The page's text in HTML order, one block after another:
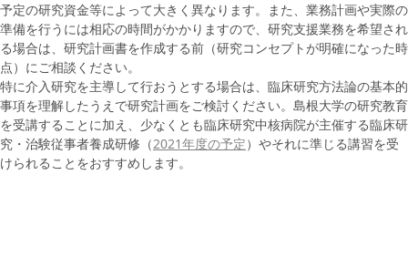
予定の研究資金等によって大きく異なります。また、業務計画や実際の
準備を行うには相応の時間がかかりますので、研究支援業務を希望され
る場合は、研究計画書を作成する前（研究コンセプトが明確になった時
点）にご相談ください。
特に介入研究を主導して行おうとする場合は、臨床研究方法論の基本的
事項を理解したうえで研究計画をご検討ください。島根大学の研究教育
を受講することに加え、少なくとも臨床研究中核病院が主催する臨床研
究・治験従事者養成研修（2021年度の予定）やそれに準じる講習を受
けられることをおすすめします。